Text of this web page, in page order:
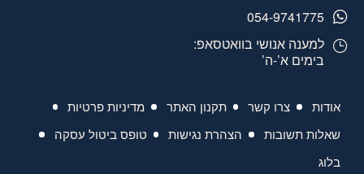
אודות צרו קשר תקנון האתר
מדיניות פרטיות
שאלות תשובות
הצהרת נגישות
טופס ביטול עסקה
בלוג
054-9741775
למענה אנושי בוואטסאפ:
בימים א’-ה’